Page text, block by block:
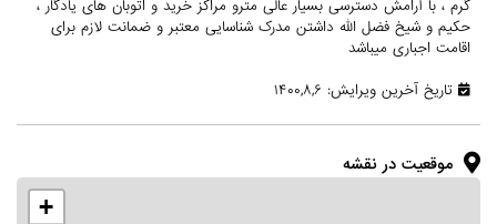
گرم ، با آرامش دسترسی بسیار عالی مترو مراکز خرید و اتوبان های یادگار ،
حکیم و شیخ فضل الله داشتن مدرک شناسایی معتبر و ضمانت لازم برای
اقامت اجباری میباشد
تاریخ آخرین ویرایش: ۱۴۰۰,۸,۶
موقعیت در نقشه
+